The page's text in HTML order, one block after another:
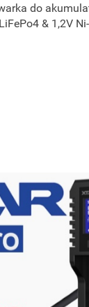
do
& 1,2V